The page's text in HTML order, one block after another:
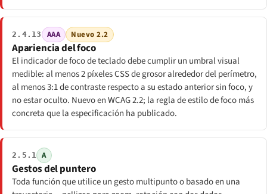
2.4.13 AAA Nuevo 2.2
Apariencia del foco
El indicador de foco de teclado debe cumplir un umbral visual
medible: al menos 2 píxeles CSS de grosor alrededor del perímetro,
al menos 3:1 de contraste respecto a su estado anterior sin foco, y
no estar oculto. Nuevo en WCAG 2.2; la regla de estilo de foco más
concreta que la especificación ha publicado.
2.5.1 A
Gestos del puntero
Toda función que utilice un gesto multipunto o basado en una